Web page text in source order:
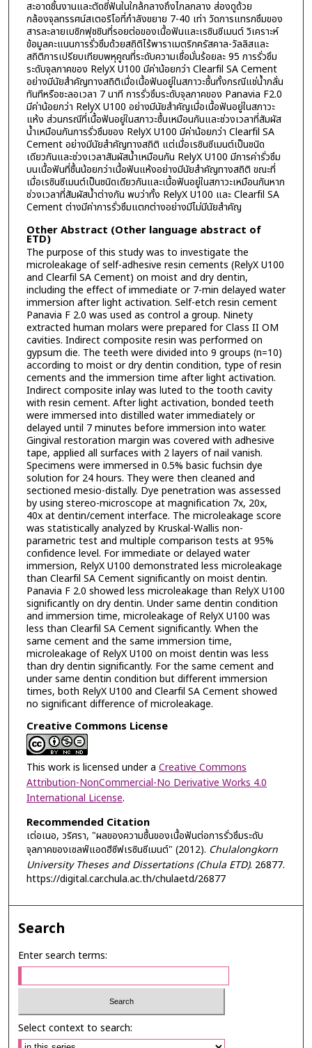
สะอาดชิ้นงานและตัดซี่ฟันในใกล้กลางถึงไกลกลาง ส่องดูด้วย
กล้องจุลทรรศน์สเตอริโอที่กำลังขยาย 7-40 เท่า วัดการแทรกซึมของ
สารละลายเบซิกฟุชชินที่รอยต่อของเนื้อฟันและเรซินซีเมนต์ วิเคราะห์
ข้อมูลคะแนนการรั่วซึมด้วยสถิติไร้พาราเมตริกครัสคาล-วัลลิสและ
สถิติการเปรียบเทียบพหุคูณที่ระดับความเชื่อมั่นร้อยละ 95 การรั่วซึม
ระดับจุลภาคของ RelyX U100 มีค่าน้อยกว่า Clearfil SA Cement
อย่างมีนัยสำคัญทางสถิติเมื่อเนื้อฟันอยู่ในสภาวะชื้นทั้งกรณีแช่น้ำกลั่น
ทันทีหรือชะลอเวลา 7 นาที การรั่วซึมระดับจุลภาคของ Panavia F2.0
มีค่าน้อยกว่า RelyX U100 อย่างมีนัยสำคัญเมื่อเนื้อฟันอยู่ในสภาวะ
แห้ง ส่วนกรณีที่เนื้อฟันอยู่ในสภาวะชื้นเหมือนกันและช่วงเวลาที่สัมผัส
น้ำเหมือนกันการรั่วซึมของ RelyX U100 มีค่าน้อยกว่า Clearfil SA
Cement อย่างมีนัยสำคัญทางสถิติ แต่เมื่อเรซินซีเมนต์เป็นชนิด
เดียวกันและช่วงเวลาสัมผัสน้ำเหมือนกัน RelyX U100 มีการค่ารั่วซึม
บนเนื้อฟันที่ชื้นน้อยกว่าเนื้อฟันแห้งอย่างมีนัยสำคัญทางสถิติ ขณะที่
เมื่อเรซินซีเมนต์เป็นชนิดเดียวกันและเนื้อฟันอยู่ในสภาวะเหมือนกันหาก
ช่วงเวลาที่สัมผัสน้ำต่างกัน พบว่าทั้ง RelyX U100 และ Clearfil SA
Cement ต่างมีค่าการรั่วซึมแตกต่างอย่างมีไม่มีนัยสำคัญ
Other Abstract (Other language abstract of
ETD)
The purpose of this study was to investigate the
microleakage of self-adhesive resin cements (RelyX U100
and Clearfil SA Cement) on moist and dry dentin,
including the effect of immediate or 7-min delayed water
immersion after light activation. Self-etch resin cement
Panavia F 2.0 was used as control a group. Ninety
extracted human molars were prepared for Class II OM
cavities. Indirect composite resin was performed on
gypsum die. The teeth were divided into 9 groups (n=10)
according to moist or dry dentin condition, type of resin
cements and the immersion time after light activation.
Indirect composite inlay was luted to the tooth cavity
with resin cement. After light activation, bonded teeth
were immersed into distilled water immediately or
delayed until 7 minutes before immersion into water.
Gingival restoration margin was covered with adhesive
tape, applied all surfaces with 2 layers of nail vanish.
Specimens were immersed in 0.5% basic fuchsin dye
solution for 24 hours. They were then cleaned and
sectioned mesio-distally. Dye penetration was assessed
by using stereo-microscope at magnification 7x, 20x,
40x at dentin/cement interface. The microleakage score
was statistically analyzed by Kruskal-Wallis non-
parametric test and multiple comparison tests at 95%
confidence level. For immediate or delayed water
immersion, RelyX U100 demonstrated less microleakage
than Clearfil SA Cement significantly on moist dentin.
Panavia F 2.0 showed less microleakage than RelyX U100
significantly on dry dentin. Under same dentin condition
and immersion time, microleakage of RelyX U100 was
less than Clearfil SA Cement significantly. When the
same cement and the same immersion time,
microleakage of RelyX U100 on moist dentin was less
than dry dentin significantly. For the same cement and
under same dentin condition but different immersion
times, both RelyX U100 and Clearfil SA Cement showed
no significant difference of microleakage.
Creative Commons License
This work is licensed under a Creative Commons
Attribution-NonCommercial-No Derivative Works 4.0
International License.
Recommended Citation
เต่อเนอ, วริศรา, "ผลของความชื้นของเนื้อฟันต่อการรั่วซึมระดับ
จุลภาคของเซลฟ์แอดฮีซีฟเรซินซีเมนต์" (2012). Chulalongkorn
University Theses and Dissertations (Chula ETD). 26877.
https://digital.car.chula.ac.th/chulaetd/26877
Search
Enter search terms:
Select context to search: